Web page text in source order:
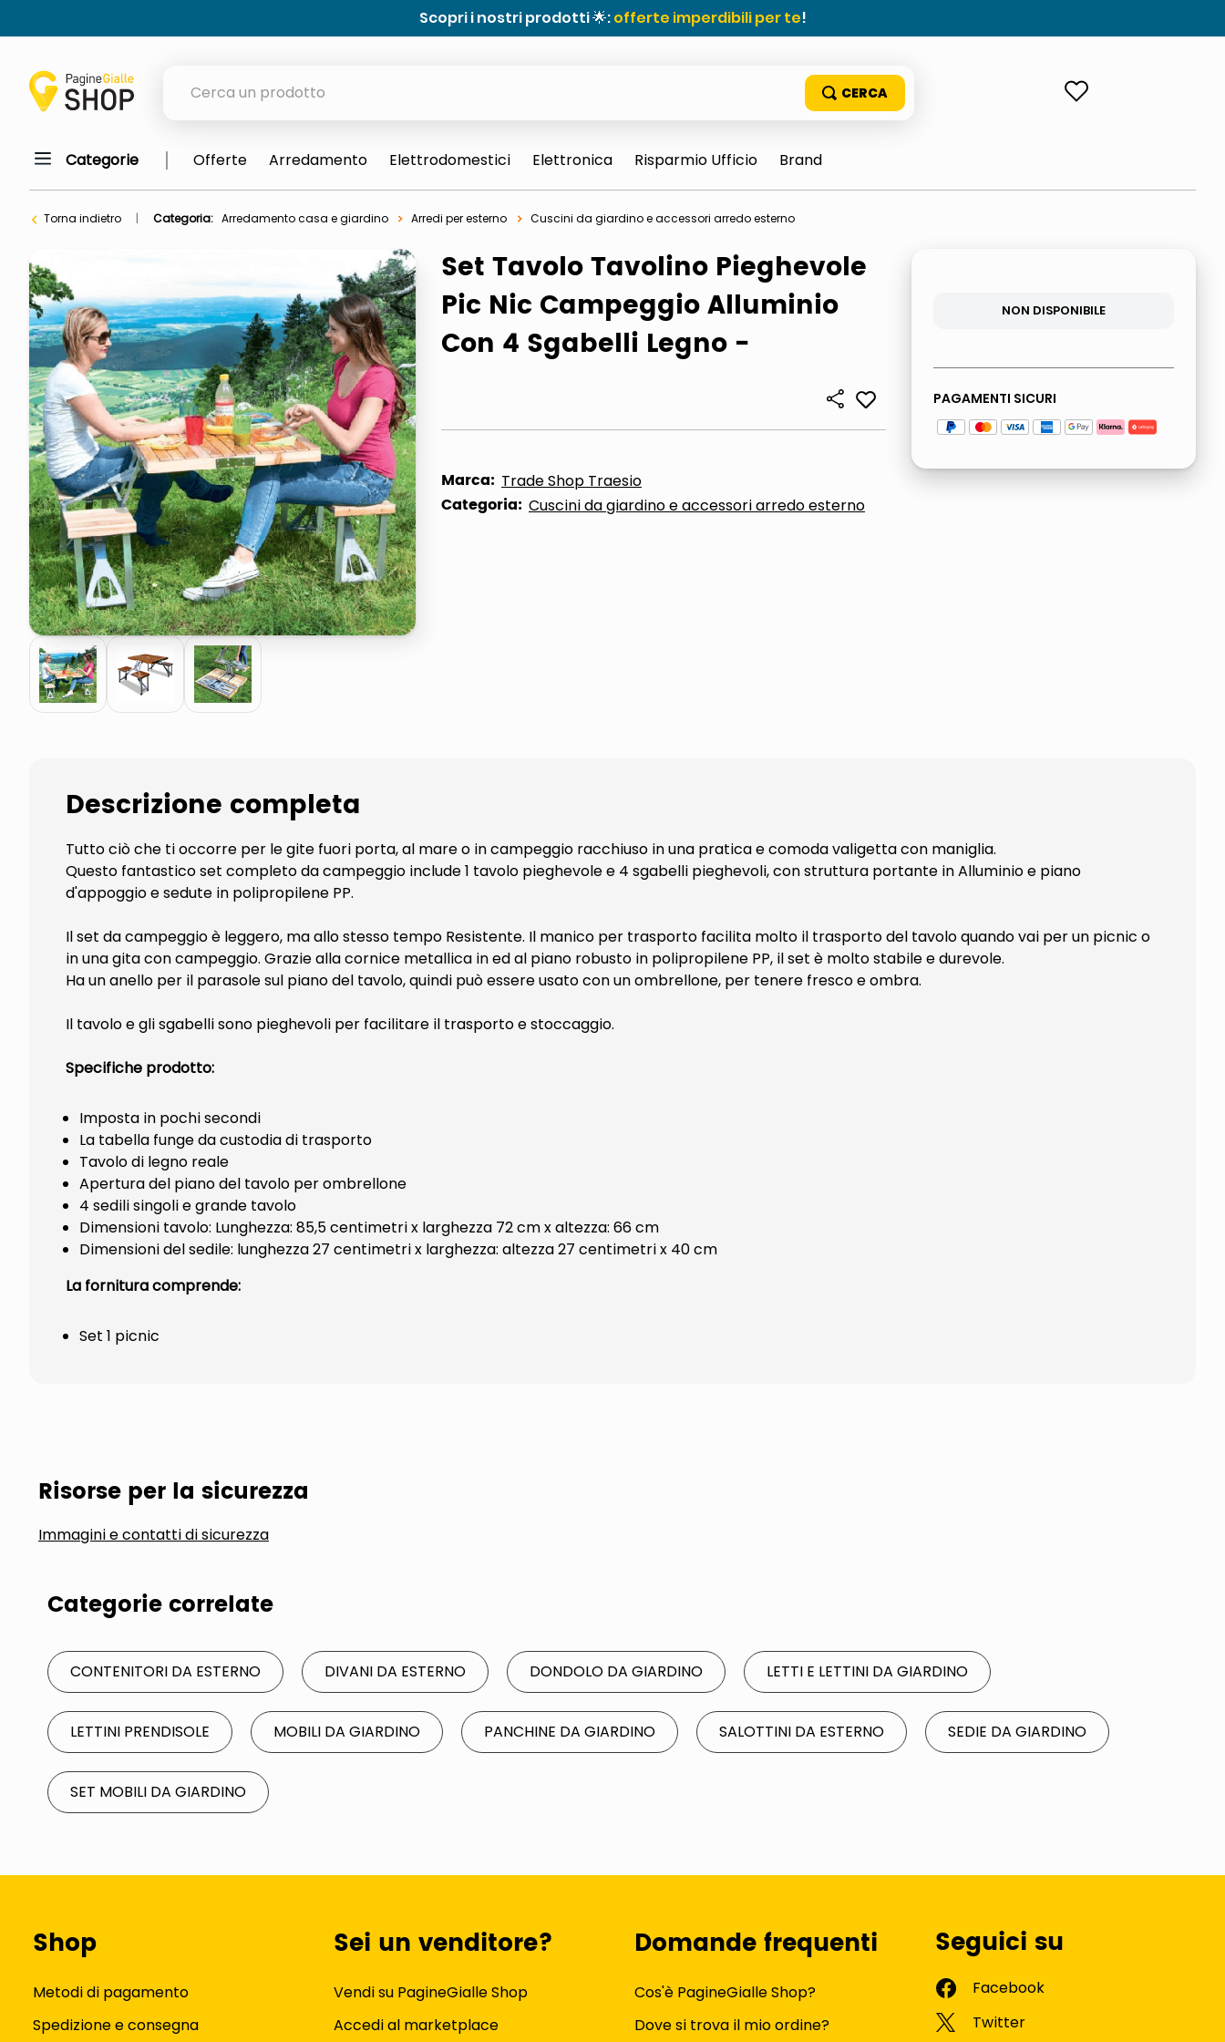
Scopri i nostri prodotti 🌟:offerte imperdibili per te!
orologio parete
elenco
ombrelloni
italia independent occhiali sole 0703 thin rotondo sun
lucidatrice pavimenti
pattumiera raccolta differenziata
asciuga capelli spazzola
Categorie Offerte Arredamento Elettrodomestici Elettronica Risparmio Ufficio Brand
Torna indietro Categoria: Arredamento casa e giardino Arredi per esterno Cuscini da giardino e accessori arredo esterno
Set Tavolo Tavolino Pieghevole
Pic Nic Campeggio Alluminio
Con 4 Sgabelli Legno -
Marca: Trade Shop Traesio
Categoria: Cuscini da giardino e accessori arredo esterno
NON DISPONIBILE
PAGAMENTI SICURI
Descrizione completa
Tutto ciò che ti occorre per le gite fuori porta, al mare o in campeggio racchiuso in una pratica e comoda valigetta con maniglia.
Questo fantastico set completo da campeggio include 1 tavolo pieghevole e 4 sgabelli pieghevoli, con struttura portante in Alluminio e piano
d'appoggio e sedute in polipropilene PP.
Il set da campeggio è leggero, ma allo stesso tempo Resistente. Il manico per trasporto facilita molto il trasporto del tavolo quando vai per un picnic o
in una gita con campeggio. Grazie alla cornice metallica in ed al piano robusto in polipropilene PP, il set è molto stabile e durevole.
Ha un anello per il parasole sul piano del tavolo, quindi può essere usato con un ombrellone, per tenere fresco e ombra.
Il tavolo e gli sgabelli sono pieghevoli per facilitare il trasporto e stoccaggio.
Specifiche prodotto:
Imposta in pochi secondi
La tabella funge da custodia di trasporto
Tavolo di legno reale
Apertura del piano del tavolo per ombrellone
4 sedili singoli e grande tavolo
Dimensioni tavolo: Lunghezza: 85,5 centimetri x larghezza 72 cm x altezza: 66 cm
Dimensioni del sedile: lunghezza 27 centimetri x larghezza: altezza 27 centimetri x 40 cm
La fornitura comprende:
Set 1 picnic
Risorse per la sicurezza
Immagini e contatti di sicurezza
Categorie correlate
CONTENITORI DA ESTERNO DIVANI DA ESTERNO DONDOLO DA GIARDINO LETTI E LETTINI DA GIARDINO
LETTINI PRENDISOLE MOBILI DA GIARDINO PANCHINE DA GIARDINO SALOTTINI DA ESTERNO SEDIE DA GIARDINO
SET MOBILI DA GIARDINO
Shop
Metodi di pagamento
Spedizione e consegna
Sei un venditore?
Vendi su PagineGialle Shop
Accedi al marketplace
Domande frequenti
Cos'è PagineGialle Shop?
Dove si trova il mio ordine?
Seguici su